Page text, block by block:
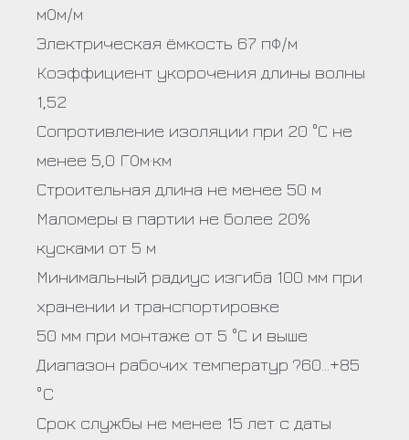
мОм/м
Электрическая ёмкость 67 пФ/м
Коэффициент укорочения длины волны
1,52
Сопротивление изоляции при 20 °С не
менее 5,0 ГОм·км
Строительная длина не менее 50 м
Маломеры в партии не более 20%
кусками от 5 м
Минимальный радиус изгиба 100 мм при
хранении и транспортировке
50 мм при монтаже от 5 °С и выше
Диапазон рабочих температур ?60…+85
°C
Срок службы не менее 15 лет с даты